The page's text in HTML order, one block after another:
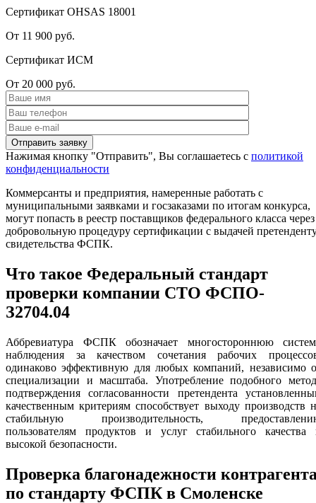
Сертификат OHSAS 18001
От 11 900 руб.
Сертификат ИСМ
От 20 000 руб.
Нажимая кнопку "Отправить", Вы соглашаетесь с политикой
конфиденциальности
Коммерсанты и предприятия, намеренные работать с
муниципальными заявками и госзаказами по итогам конкурса,
могут попасть в реестр поставщиков федерального класса через
добровольную процедуру сертификации с выдачей
свидетельства ФСПК.
Что такое Федеральный стандарт
проверки компании СТО ФСПО-
З2704.04
Аббревиатура ФСПК обозначает многостороннюю
наблюдения за качеством сочетания рабочих
одинаково эффективную для любых компаний, независимо
специализации и масштаба. Употребление подобного
подтверждения согласованности претендента
качественным критериям способствует выходу производств
стабильную производительность,
пользователям продуктов и услуг стабильного качества
высокой безопасности.
Проверка благонадежности
по стандарту ФСПК в Смоленске